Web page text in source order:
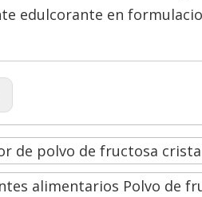
edulcorante en
de polvo de fructosa
alimentarios Polvo de